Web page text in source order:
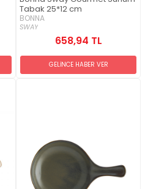
Tabak 25*12 cm
BONNA
SWAY
658,94 TL
GELİNCE HABER VER